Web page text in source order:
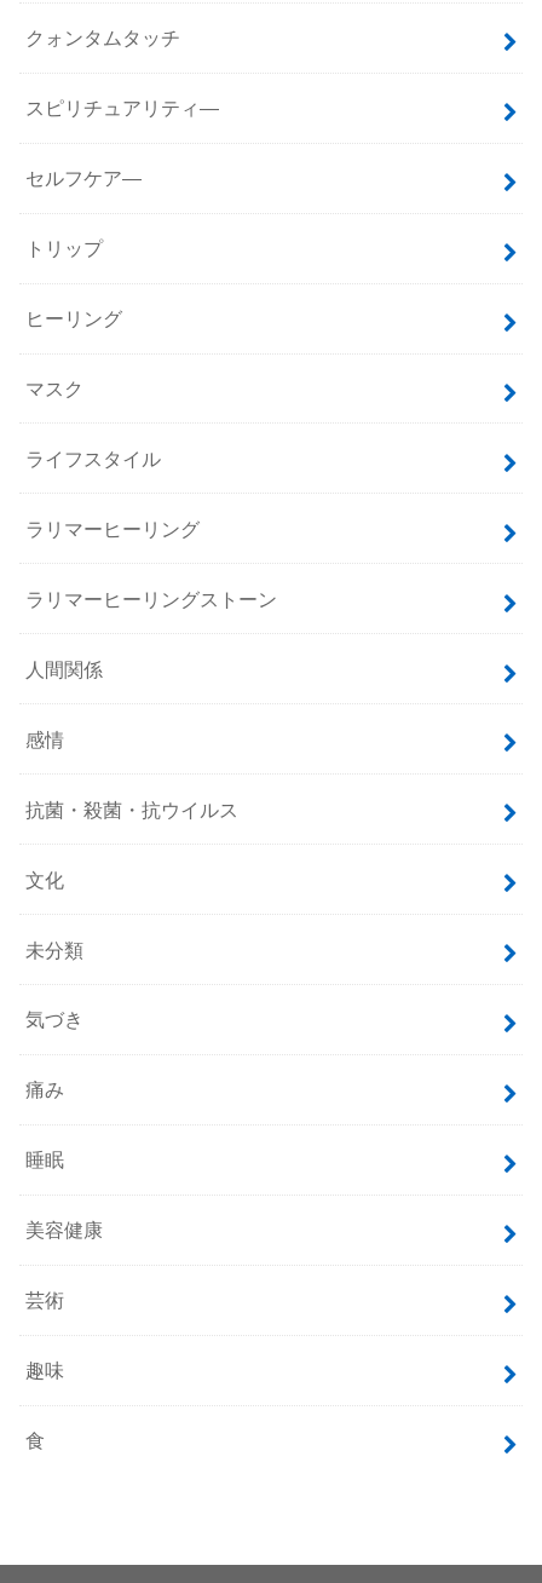
クォンタムタッチ
スピリチュアリティ―
セルフケア―
トリップ
ヒーリング
マスク
ライフスタイル
ラリマーヒーリング
ラリマーヒーリングストーン
人間関係
感情
抗菌・殺菌・抗ウイルス
文化
未分類
気づき
痛み
睡眠
美容健康
芸術
趣味
食